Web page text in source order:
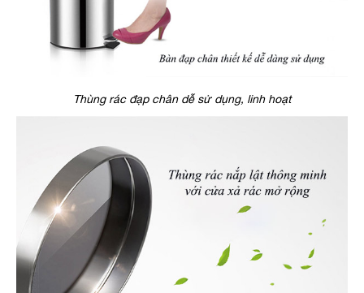
Thùng rác đạp chân dễ sử dụng, linh hoạt